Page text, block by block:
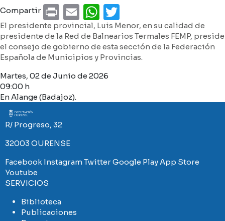
Compartir PrintEmailWhatsApp
El presidente provincial, Luis Menor, en su calidad de
presidente de la Red de Balnearios Termales FEMP, preside
el consejo de gobierno de esta sección de la Federación
Española de Municipios y Provincias.
Martes, 02 de Junio de 2026
09:00 h
En Alange (Badajoz).
Imaxe
R/ Progreso, 32
32003 OURENSE
Facebook InstagramTwitterGoogle PlayApp Store
Youtube
SERVICIOS
Biblioteca
Publicaciones